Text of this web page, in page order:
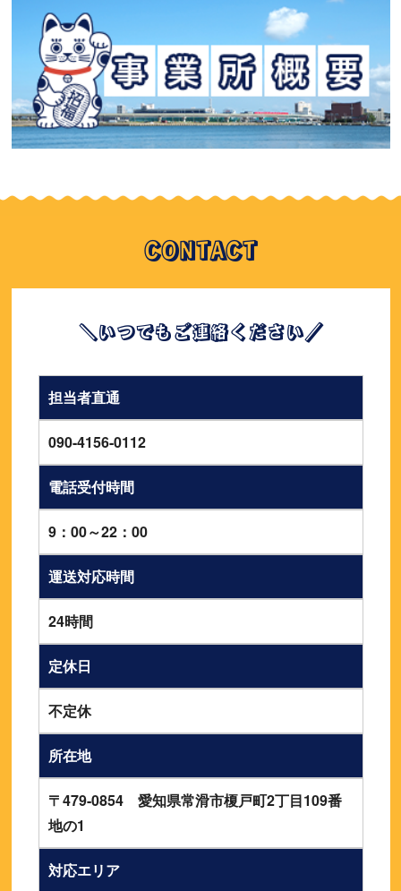
CONTACT
＼いつでもご連絡ください／
担当者直通
090-4156-0112
電話受付時間
9：00～22：00
運送対応時間
24時間
定休日
不定休
所在地
〒479-0854 愛知県常滑市榎戸町2丁目109番
地の1
対応エリア